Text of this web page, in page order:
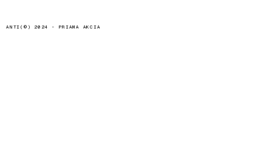
ANTI(©) 2024 - PRIAMA AKCIA